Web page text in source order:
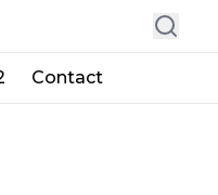
Contact